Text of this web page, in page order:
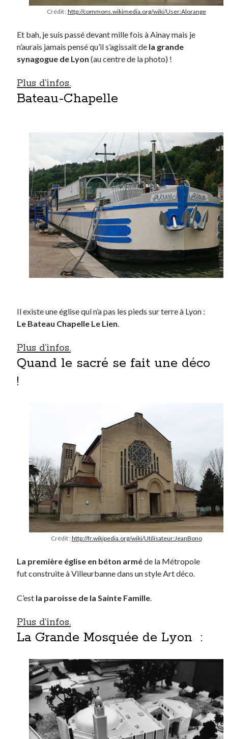
Crédit :http://commons.wikimedia.org/wiki/User:Alorange
Et bah, je suis passé devant mille fois à Ainay mais je
n’aurais jamais pensé qu’il s’agissait de la grande
synagogue de Lyon (au centre de la photo) !
Plus d’infos.
Bateau-Chapelle
Il existe une église qui n’a pas les pieds sur terre à Lyon :
Le Bateau Chapelle Le Lien
Plus d’infos.
Quand le sacré se fait une déco
!
Crédit :http://fr.wikipedia.org/wiki/Utilisateur:JeanBono
La première église en béton arméde la Métropole
fut construite à Villeurbanne dans un style Art déco.
C’est la paroisse de la Sainte Famille.
Plus d’infos.
La Grande Mosquée de Lyon :